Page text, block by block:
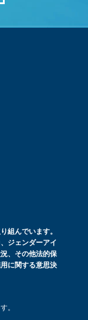
組んでいます。
ジェンダーアイ
、その他法的保
に関する意思決
。